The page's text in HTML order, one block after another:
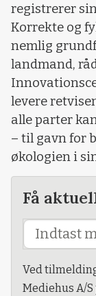
registrerer
Korrekte og
nemlig
landmand,
levere
alle parter
– til gavn for
økologien i
Få
Ved
Mediehus A/